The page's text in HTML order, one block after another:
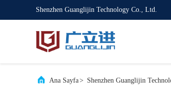
Shenzhen Guanglijin Technology Co., Ltd.
Ana Sayfa> Shenzhen Guanglijin